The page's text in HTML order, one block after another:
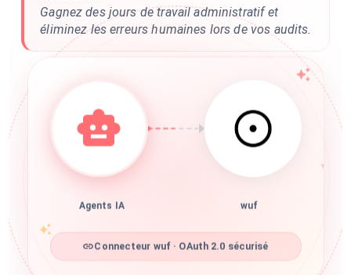
Gagnez des jours de travail administratif et
éliminez les erreurs humaines lors de vos audits.
Agents IA wuf
Connecteur wuf · OAuth 2.0 sécurisé